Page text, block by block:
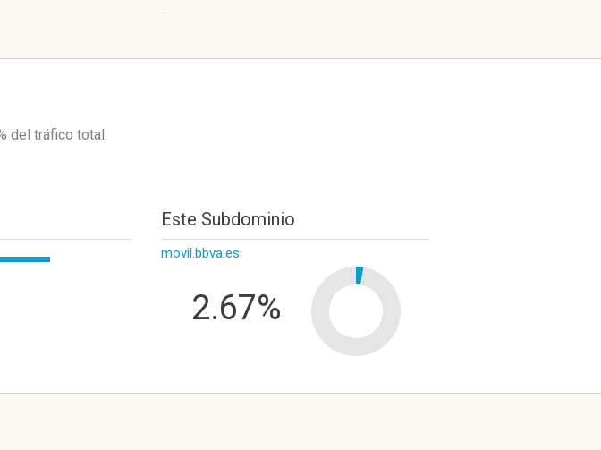
del tráfico total.
Este Subdominio
movil.bbva.es
2.67%